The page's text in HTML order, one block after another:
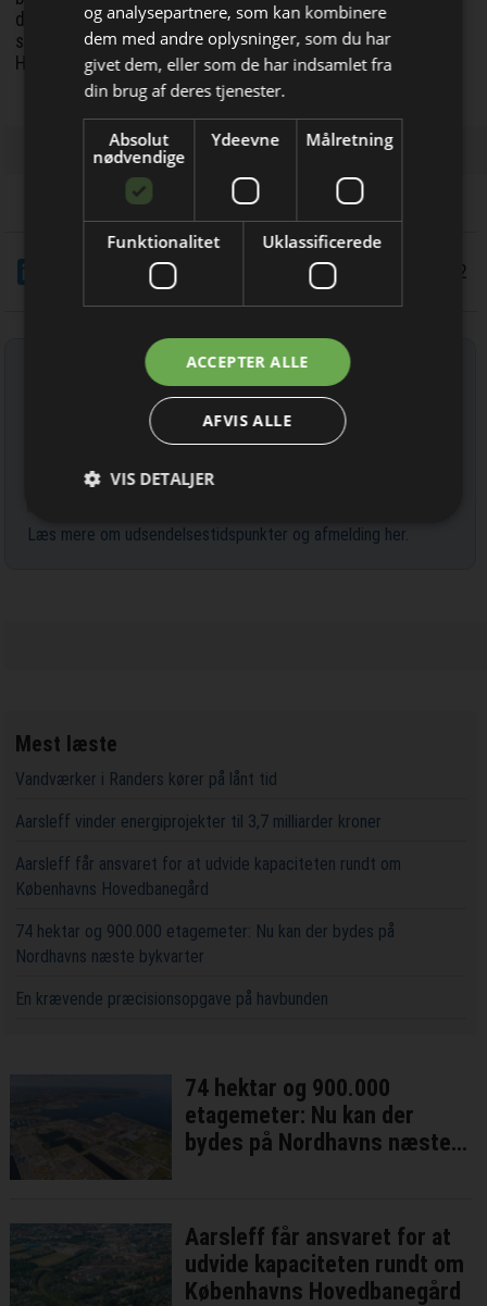
Bliv opdateret hver dag
Få de vigtigste nyheder om
byggebranchen
direkte i din indbakke
Jeg modtager allerede
nyhedsbrevet
derfor en stor del af deres opsparing. Det bør de ikke
straffes for, når de går på pension, slutter Dansk
Håndværks direktør.
25/8 2022
Tilmeld nyhedsbrev
Indtast din e-mail-adresse herunder.
Læs mere om udsendelsestidspunkter og afmelding her.
Mest læste
Vandværker i Randers kører på lånt tid
Aarsleff vinder energiprojekter til 3,7 milliarder kroner
Aarsleff får ansvaret for at udvide kapaciteten rundt om
Københavns Hovedbanegård
74 hektar og 900.000 etagemeter: Nu kan der bydes på
Nordhavns næste bykvarter
En krævende præcisionsopgave på havbunden
74 hektar og 900.000
etagemeter: Nu kan der
bydes på Nordhavns næste
Aarsleff får ansvaret for at
udvide kapaciteten rundt om
Københavns Hovedbanegård
og analysepartnere, som kan kombinere
dem med andre oplysninger, som du har
givet dem, eller som de har indsamlet fra
din brug af deres tjenester.
Absolut
nødvendige
Ydeevne Målretning
Funktionalitet Uklassificerede
ACCEPTER ALLE
AFVIS ALLE
VIS DETALJER